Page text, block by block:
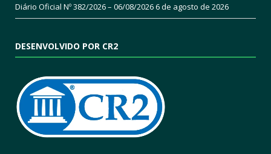
Diário Oficial Nº 382/2026 – 06/08/20266 de agosto de 2026
DESENVOLVIDO POR CR2